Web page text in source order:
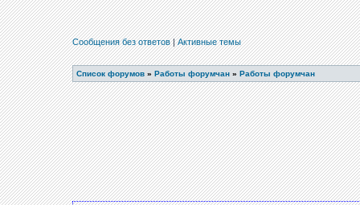
Сообщения без ответов|Активные темы
Список форумов » Работы форумчан » Работы форумчан